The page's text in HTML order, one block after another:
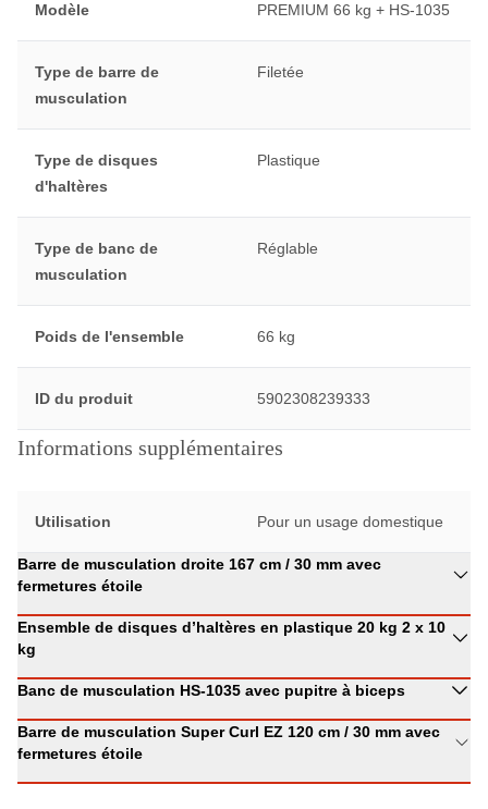
Modèle PREMIUM 66 kg + HS-1035
Type de barre de
musculation
Filetée
Type de disques
d'haltères
Plastique
Type de banc de
musculation
Réglable
Poids de l'ensemble 66 kg
ID du produit 5902308239333
Informations supplémentaires
Utilisation Pour un usage domestique
Barre de musculation droite 167 cm / 30 mm avec
fermetures étoile
Ensemble de disques d’haltères en plastique 20 kg 2 x 10
kg
Banc de musculation HS-1035 avec pupitre à biceps
Barre de musculation Super Curl EZ 120 cm / 30 mm avec
fermetures étoile